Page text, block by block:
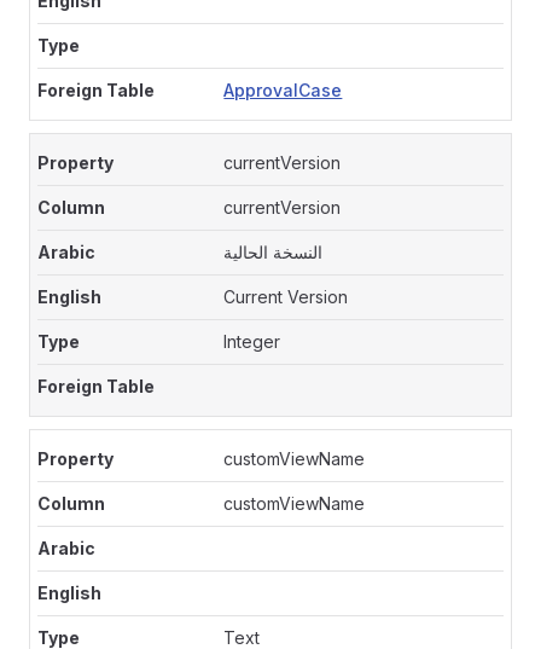
ApprovalCase
currentVersion
currentVersion
النسخة الحالية
Current Version
Integer
customViewName
customViewName
Text